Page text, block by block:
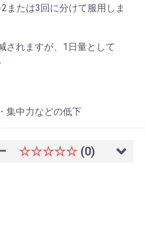
または3回に分けて服用しま
されますが、1日量として
集中力などの低下
☆☆☆☆☆ (0)